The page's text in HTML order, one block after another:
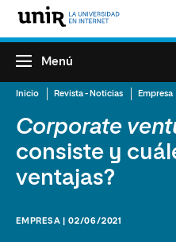
Menú
Inicio Revista - Noticias Empresa
Corporate
consiste y
ventajas?
EMPRESA | 02/06/2021